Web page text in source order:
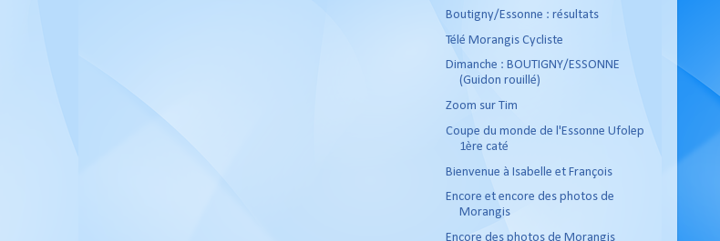
Boutigny/Essonne : résultats
Télé Morangis Cycliste
Dimanche : BOUTIGNY/ESSONNE
(Guidon rouillé)
Zoom sur Tim
Coupe du monde de l'Essonne Ufolep
1ère caté
Bienvenue à Isabelle et François
Encore et encore des photos de
Morangis
Encore des photos de Morangis